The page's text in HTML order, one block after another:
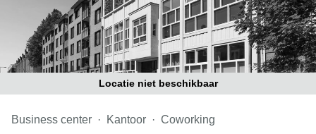
Haag
Coworking
space
Breda
Coworking
Locatie niet beschikbaar
Business center Kantoor Coworking